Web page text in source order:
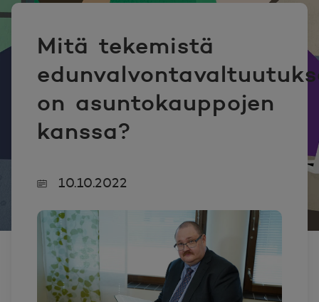
Mitä tekemistä
on asuntokauppojen
kanssa?
10.10.2022